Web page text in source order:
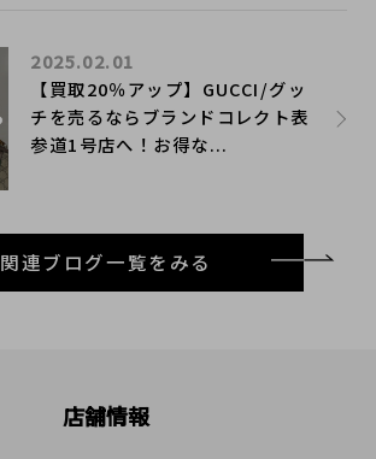
【買取20％アップ】GUCCI/グッ
チを売るならブランドコレクト表
参道1号店へ！お得な...
2025.02.01
関連ブログ一覧をみる
店舗情報